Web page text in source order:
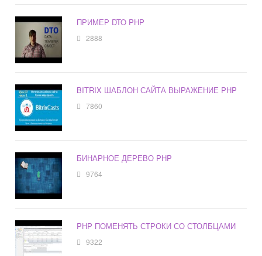
ПРИМЕР DTO PHP
2888
BITRIX ШАБЛОН САЙТА ВЫРАЖЕНИЕ PHP
7860
БИНАРНОЕ ДЕРЕВО PHP
9764
PHP ПОМЕНЯТЬ СТРОКИ СО СТОЛБЦАМИ
9322